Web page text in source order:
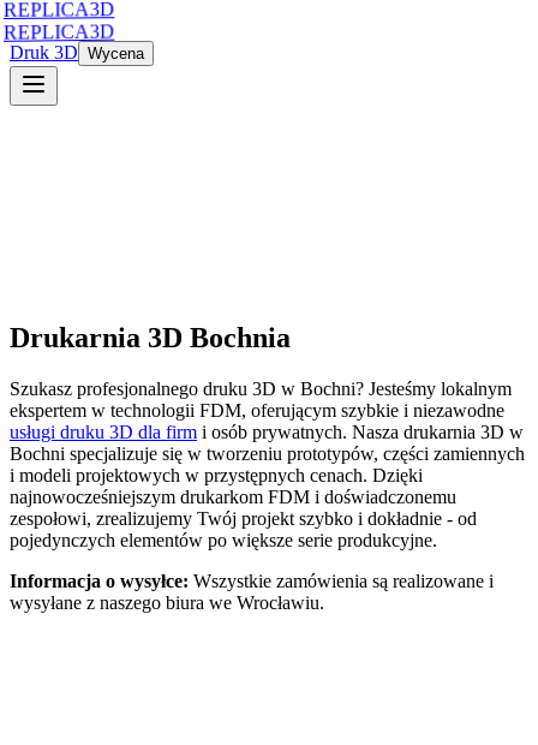
REPLICA3D
REPLICA3D
Druk 3D Wycena
Drukarnia 3D Bochnia
Szukasz profesjonalnego druku 3D w Bochni? Jesteśmy lokalnym
ekspertem w technologii FDM, oferującym szybkie i niezawodne
usługi druku 3D dla firm i osób prywatnych. Nasza drukarnia 3D w
Bochni specjalizuje się w tworzeniu prototypów, części zamiennych
i modeli projektowych w przystępnych cenach. Dzięki
najnowocześniejszym drukarkom FDM i doświadczonemu
zespołowi, zrealizujemy Twój projekt szybko i dokładnie - od
pojedynczych elementów po większe serie produkcyjne.
Informacja o wysyłce: Wszystkie zamówienia są realizowane i
wysyłane z naszego biura we Wrocławiu.